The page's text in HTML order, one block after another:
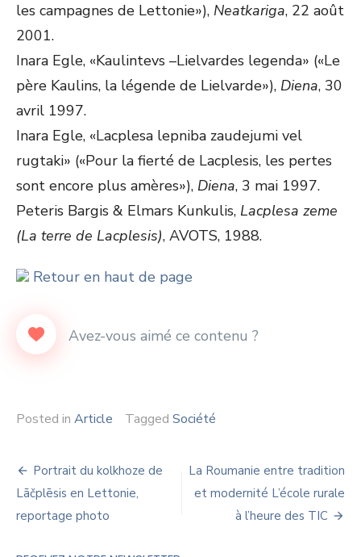
les campagnes de Lettonie»), Neatkariga, 22 août
2001.
Inara Egle, «Kaulintevs –Lielvardes legenda» («Le
père Kaulins, la légende de Lielvarde»), Diena, 30
avril 1997.
Inara Egle, «Lacplesa lepniba zaudejumi vel
rugtaki» («Pour la fierté de Lacplesis, les pertes
sont encore plus amères»), Diena, 3 mai 1997.
Peteris Bargis & Elmars Kunkulis, Lacplesa zeme
(La terre de Lacplesis), AVOTS, 1988.
Retour en haut de page
Posted in Article Tagged Société
Navigation
de
l’article
Portrait du kolkhoze de
Lāčplēsis en Lettonie,
reportage photo
La Roumanie entre tradition
et modernité L’école rurale
à l’heure des TIC